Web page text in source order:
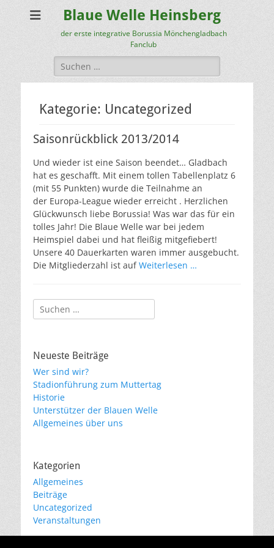
Blaue Welle Heinsberg
der erste integrative Borussia Mönchengladbach
Fanclub
Suchen
nach:
Kategorie: Uncategorized
Saisonrückblick 2013/2014
Und wieder ist eine Saison beendet… Gladbach
hat es geschafft. Mit einem tollen Tabellenplatz 6
(mit 55 Punkten) wurde die Teilnahme an
der Europa-League wieder erreicht . Herzlichen
Glückwunsch liebe Borussia! Was war das für ein
tolles Jahr! Die Blaue Welle war bei jedem
Heimspiel dabei und hat fleißig mitgefiebert!
Unsere 40 Dauerkarten waren immer ausgebucht.
Die Mitgliederzahl ist aufWeiterlesen …
Suchen
nach:
Neueste Beiträge
Wer sind wir?
Stadionführung zum Muttertag
Historie
Unterstützer der Blauen Welle
Allgemeines über uns
Kategorien
Allgemeines
Beiträge
Uncategorized
Veranstaltungen